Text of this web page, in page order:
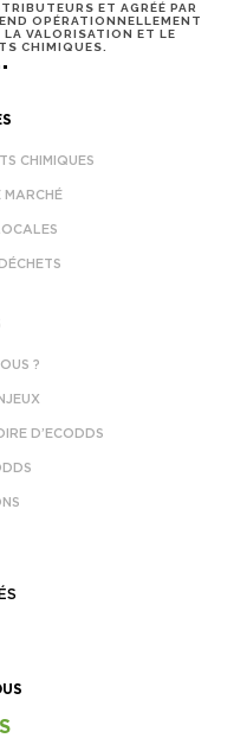
ET AGRÉÉ PAR
OPÉRATIONNELLEMENT
LA VALORISATION ET LE
CHIMIQUES.
CHIMIQUES
MARCHÉ
?
D’ECODDS